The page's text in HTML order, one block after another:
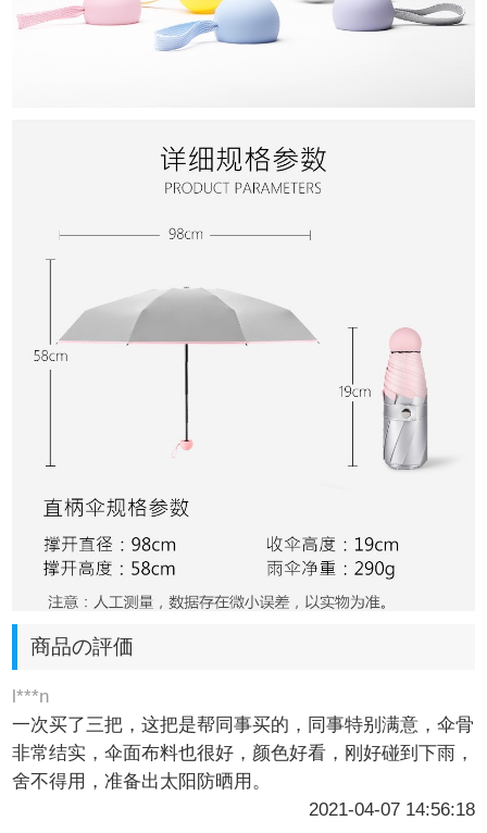
商品の評価
l***n
一次买了三把，这把是帮同事买的，同事特别满意，伞骨
非常结实，伞面布料也很好，颜色好看，刚好碰到下雨，
舍不得用，准备出太阳防晒用。
2021-04-07 14:56:18